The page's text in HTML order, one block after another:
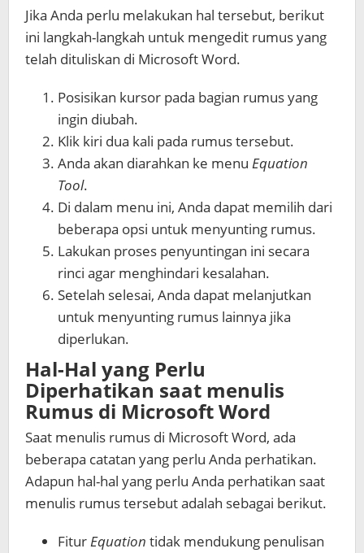
Jika Anda perlu melakukan hal tersebut, berikut
ini langkah-langkah untuk mengedit rumus yang
telah dituliskan di Microsoft Word.
Posisikan kursor pada bagian rumus yang
ingin diubah.
Klik kiri dua kali pada rumus tersebut.
Anda akan diarahkan ke menu Equation
Tool.
Di dalam menu ini, Anda dapat memilih dari
beberapa opsi untuk menyunting rumus.
Lakukan proses penyuntingan ini secara
rinci agar menghindari kesalahan.
Setelah selesai, Anda dapat melanjutkan
untuk menyunting rumus lainnya jika
diperlukan.
Hal-Hal yang Perlu
Diperhatikan saat menulis
Rumus di Microsoft Word
Saat menulis rumus di Microsoft Word, ada
beberapa catatan yang perlu Anda perhatikan.
Adapun hal-hal yang perlu Anda perhatikan saat
menulis rumus tersebut adalah sebagai berikut.
FiturEquation tidak mendukung penulisan